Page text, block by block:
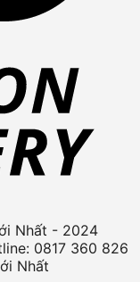
Nhất - 2024
0817 360 826
Nhất